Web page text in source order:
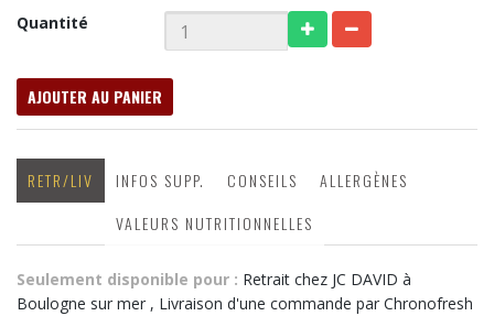
Quantité
AJOUTER AU PANIER
RETR/LIV INFOS SUPP. CONSEILS
ALLERGÈNES
VALEURS NUTRITIONNELLES
Seulement disponible pour : Retrait chez JC DAVID à
Boulogne sur mer , Livraison d'une commande par Chronofresh